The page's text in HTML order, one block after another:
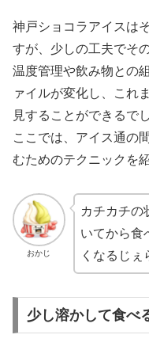
神戸ショコラアイスは
すが、少しの工夫でそ
温度管理や飲み物との
ァイルが変化し、これ
見することができるで
ここでは、アイス通の
むためのテクニックを
おかじ
カチカチの
いてから食
くなるじぇ
少し溶かして食べ